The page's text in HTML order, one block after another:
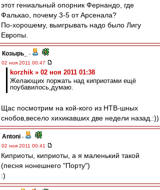
этот гениальный опорник Фернандо, где
Фалькао, почему 3-5 от Арсенала?
По-хорошему, выигрывать надо было Лигу
Европы.
Козырь_
-
02 ноя 2011 00:47
korzhik » 02 ноя 2011 01:38
Желающих поржать над киприотами ещё
поубавилось,думаю.
Щас посмотрим на кой-кого из НТВ-шных
снобов,весело хихикавших две недели назад.:))
Antoni -
02 ноя 2011 00:41
Киприоты, киприоты, а я маленький такой
(песня нонешнего "Порту")
:)